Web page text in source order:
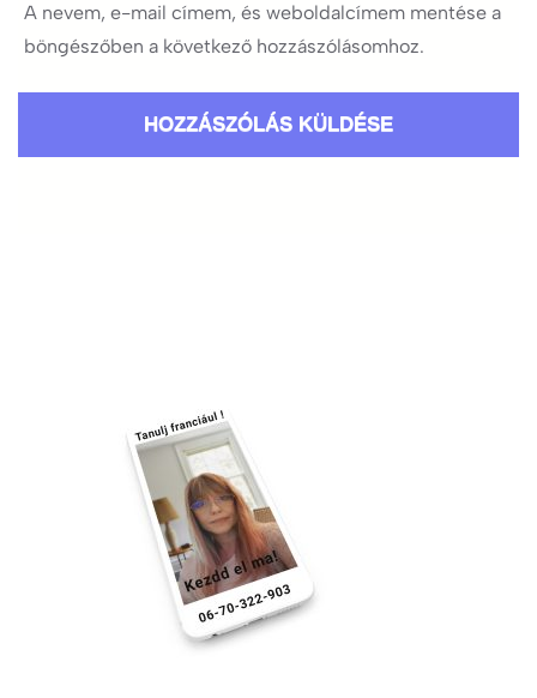
A nevem, e-mail címem, és weboldalcímem mentése a
böngészőben a következő hozzászólásomhoz.